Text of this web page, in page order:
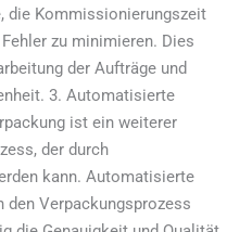
die Kommissionierungszeit
zu minimieren. Dies
der Aufträge und
3. Automatisierte
ist ein weiterer
der durch
kann. Automatisierte
Verpackungsprozess